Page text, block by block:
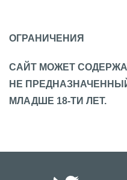
ОГРАНИЧЕНИЯ
САЙТ МОЖЕТ
НЕ
МЛАДШЕ 18-ТИ ЛЕТ.